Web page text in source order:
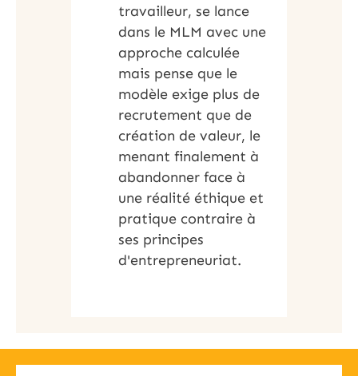
travailleur, se lance
dans le MLM avec une
approche calculée
mais pense que le
modèle exige plus de
recrutement que de
création de valeur, le
menant finalement à
abandonner face à
une réalité éthique et
pratique contraire à
ses principes
d'entrepreneuriat.